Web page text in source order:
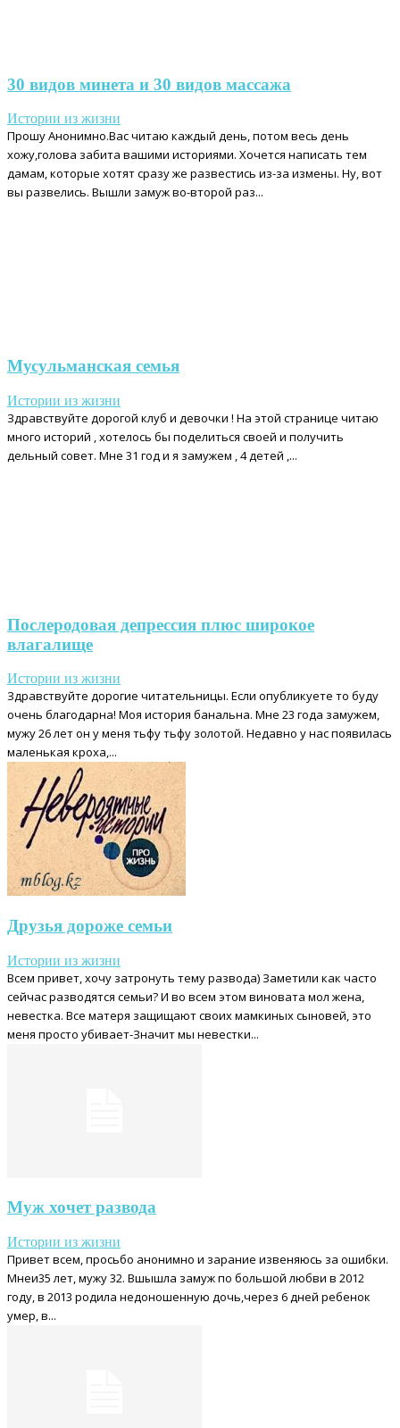
30 видов минета и 30 видов массажа
Истории из жизни
Прошу Анонимно.Вас читаю каждый день, потом весь день
хожу,голова забита вашими историями. Хочется написать тем
дамам, которые хотят сразу же развестись из-за измены. Ну, вот
вы развелись. Вышли замуж во-второй раз...
Мусульманская семья
Истории из жизни
Здравствуйте дорогой клуб и девочки ! На этой странице читаю
много историй , хотелось бы поделиться своей и получить
дельный совет. Мне 31 год и я замужем , 4 детей ,...
Послеродовая депрессия плюс широкое
влагалище
Истории из жизни
Здравствуйте дорогие читательницы. Если опубликуете то буду
очень благодарна! Моя история банальна. Мне 23 года замужем,
мужу 26 лет он у меня тьфу тьфу золотой. Недавно у нас появилась
маленькая кроха,...
Друзья дороже семьи
Истории из жизни
Всем привет, хочу затронуть тему развода) Заметили как часто
сейчас разводятся семьи? И во всем этом виновата мол жена,
невестка. Все матеря защищают своих мамкиных сыновей, это
меня просто убивает-Значит мы невестки...
Муж хочет развода
Истории из жизни
Привет всем, просьбо анонимно и зарание извеняюсь за ошибки.
Мнеи35 лет, мужу 32. Вшышла замуж по большой любви в 2012
году, в 2013 родила недоношенную дочь,через 6 дней ребенок
умер, в...